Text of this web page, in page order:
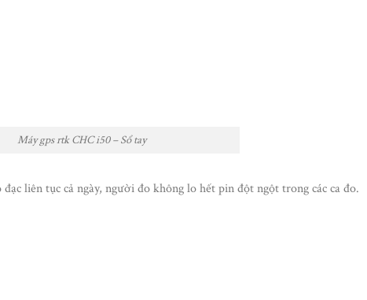
Máy gps rtk CHC i50 – Sổ tay
liên tục cả ngày, người đo không lo hết pin đột ngột trong các ca đo.